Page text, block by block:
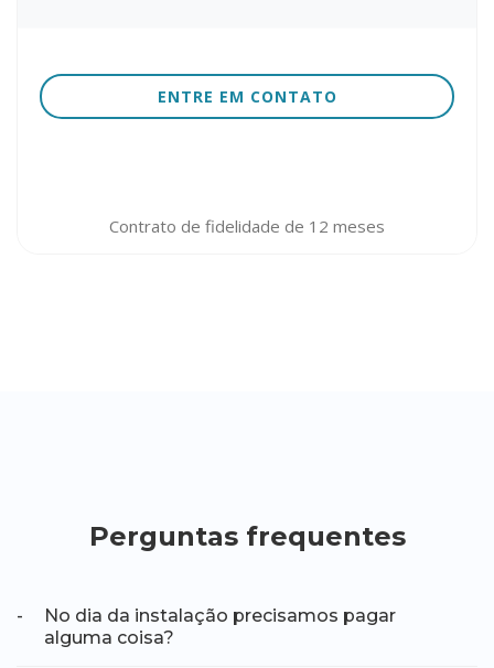
ENTRE EM CONTATO
Contrato de fidelidade de 12 meses
Perguntas frequentes
No dia da instalação precisamos pagar
alguma coisa?